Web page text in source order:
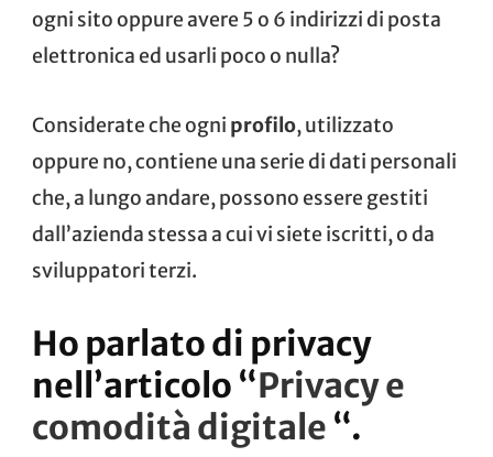
ogni sito oppure avere 5 o 6 indirizzi di posta
elettronica ed usarli poco o nulla?
Considerate che ogni profilo, utilizzato
oppure no, contiene una serie di dati personali
che, a lungo andare, possono essere gestiti
dall’azienda stessa a cui vi siete iscritti, o da
sviluppatori terzi.
Ho parlato di privacy
nell’articolo “Privacy e
comodità digitale “.